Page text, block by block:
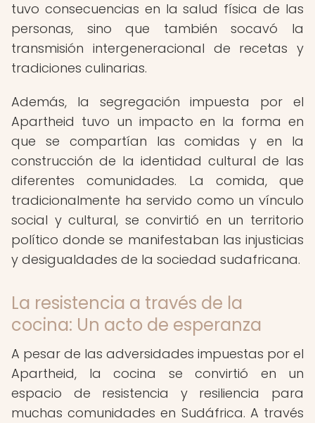
tuvo consecuencias en la salud física de las
personas, sino que también socavó la
transmisión intergeneracional de recetas y
tradiciones culinarias.
Además, la segregación impuesta por el
Apartheid tuvo un impacto en la forma en
que se compartían las comidas y en la
construcción de la identidad cultural de las
diferentes comunidades. La comida, que
tradicionalmente ha servido como un vínculo
social y cultural, se convirtió en un territorio
político donde se manifestaban las injusticias
y desigualdades de la sociedad sudafricana.
La resistencia a través de la
cocina: Un acto de esperanza
A pesar de las adversidades impuestas por el
Apartheid, la cocina se convirtió en un
espacio de resistencia y resiliencia para
muchas comunidades en Sudáfrica. A través